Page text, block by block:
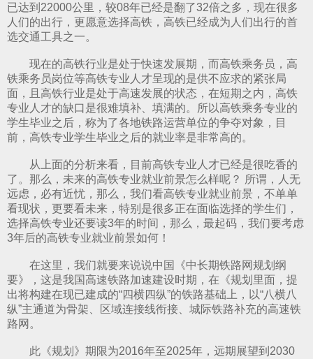
路运输专业
成都好的公办技校四川五月花技师学院推荐｜铁
道检修专业
成都好的公办技校四川五月花技师学院推荐｜计
算机应用技术专业
已达到22000公里，较08年已经是翻了32倍之多，现在很多
人们的出行，更愿意选择高铁，高铁已经成为人们出行的首
选交通工具之一。
现在的高铁行业是处于快速发展期，而高铁乘务员， 高
铁乘务员岗位等高铁专业人才呈现的是供不应求的紧张局
面，且高铁行业是处于高速发展的状态，在短期之内，高铁
专业人才的缺口是很难填补、填满的。所以高铁乘务专业的
学生毕业之后，称为了各地铁路运营单位的争夺对象，目
前，高铁专业学生毕业之后的就业率是非常高的。
从上面的分析来看，目前高铁专业人才已经是很吃香的
了。那么，未来的高铁专业就业前景怎么样呢？ 所谓，人无
远虑，必有近忧，那么，我们看高铁专业就业前景，不单单
看现状，更要看未来，特别是很多正在面临选择的学生们，
选择高铁专业还要读3年的时间，那么，最起码，我们要考虑
3年后的高铁专业就业前景如何！
在这里，我们就要来说说中国《中长期铁路网规划纲
要》，这是我国高速铁路加速建设时期，在《规划里面，提
出将构建在现已建成的“四横四纵”的铁路基础上，以“八横八
纵”主通道为骨架、区域连接线衔接、城际铁路补充的高速铁
路网。
此《规划》期限为2016年至2025年，远期展望到2030